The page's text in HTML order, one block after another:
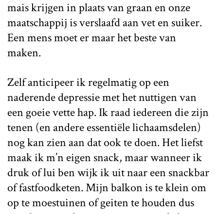
mais krijgen in plaats van graan en onze
maatschappij is verslaafd aan vet en suiker.
Een mens moet er maar het beste van
maken.
Zelf anticipeer ik regelmatig op een
naderende depressie met het nuttigen van
een goeie vette hap. Ik raad iedereen die zijn
tenen (en andere essentiële lichaamsdelen)
nog kan zien aan dat ook te doen. Het liefst
maak ik m’n eigen snack, maar wanneer ik
druk of lui ben wijk ik uit naar een snackbar
of fastfoodketen. Mijn balkon is te klein om
op te moestuinen of geiten te houden dus